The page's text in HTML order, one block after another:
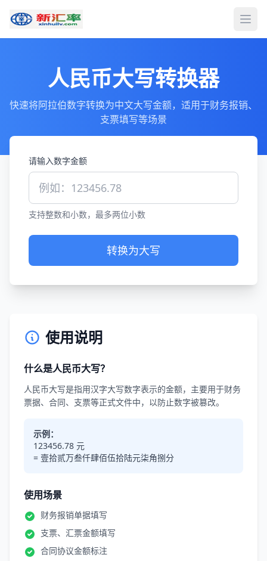
打开
人民币大写转换器
快速将阿拉伯数字转换为中文大写金额，适用于财务报销、
支票填写等场景
请输入数字金额
支持整数和小数，最多两位小数
转换为大写
使用说明
什么是人民币大写？
人民币大写是指用汉字大写数字表示的金额，主要用于财务
票据、合同、支票等正式文件中，以防止数字被篡改。
示例：
123456.78 元
= 壹拾贰万叁仟肆佰伍拾陆元柒角捌分
使用场景
财务报销单据填写
支票、汇票金额填写
合同协议金额标注